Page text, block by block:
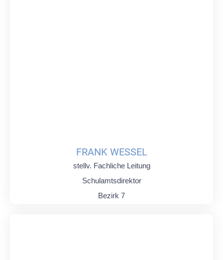
FRANK WESSEL
stellv. Fachliche Leitung
Schulamtsdirektor
Bezirk 7